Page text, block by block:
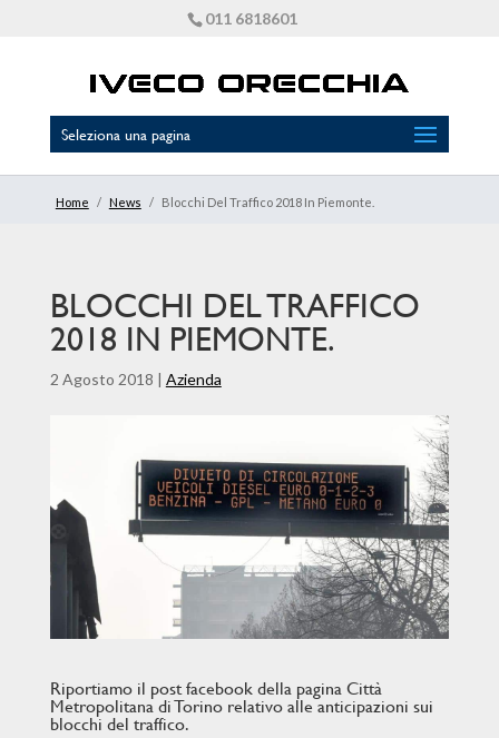
011 6818601
Seleziona una pagina
Home / News / Blocchi Del Traffico 2018 In Piemonte.
BLOCCHI DEL TRAFFICO
2018 IN PIEMONTE.
2 Agosto 2018 | Azienda
Riportiamo il post facebook della pagina Città
Metropolitana di Torino relativo alle anticipazioni sui
blocchi del traffico.